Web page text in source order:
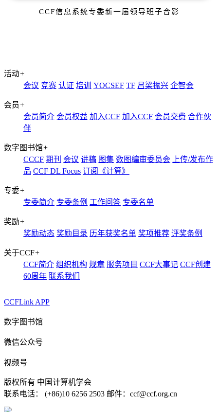
CCF信息系统专委新一届领导班子合影
活动+
会议 竞赛 认证 培训 YOCSEF TF 吕梁振兴 企智会
会员+
会员简介 会员权益 加入CCF 加入CCF 会员交费 合作伙
伴
数字图书馆+
CCCF 期刊 会议 讲稿 图集 数图编审委员会
上传/发布作
品 CCF DL Focus 订阅《计算》
专委+
专委简介 专委条例 工作问答 专委名单
奖励+
奖励动态 奖励目录 历年获奖名单 奖项推荐 评奖条例
关于CCF+
CCF简介 组织机构 规章 服务项目 CCF大事记 CCF创建
60周年 联系我们
CCFLink APP
数字图书馆
微信公众号
视频号
版权所有 中国计算机学会
联系电话： (+86)10 6256 2503 邮件：ccf@ccf.org.cn